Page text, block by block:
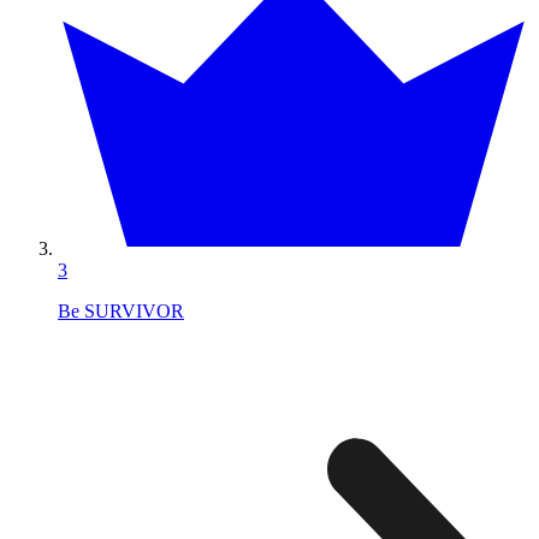
3
Be SURVIVOR